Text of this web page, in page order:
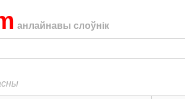
анлайнавы слоўнік